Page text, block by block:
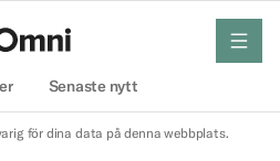
Senaste nytt
meny
för dina data på denna webbplats.